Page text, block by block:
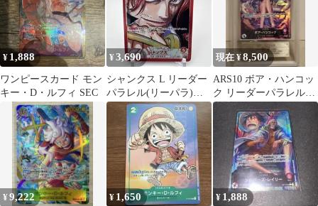
¥ 1,888
ワンピースカード モン
キー・D・ルフィ SEC
¥3,690
シャンクス L リーダー
パラレル(リーパラ)
OP09-001
現在 ¥8,500
ARS10 ボア・ハンコッ
ク リーダーパラレル
OP07-038
¥9,222 ¥ 1,650 ¥ 1,888